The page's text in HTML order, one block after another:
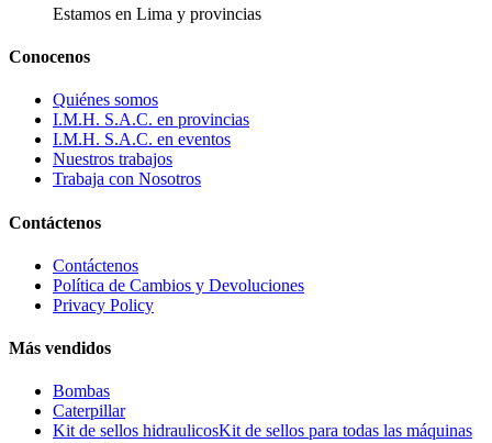
Estamos en Lima y provincias
Conocenos
Quiénes somos
I.M.H. S.A.C. en provincias
I.M.H. S.A.C. en eventos
Nuestros trabajos
Trabaja con Nosotros
Contáctenos
Contáctenos
Política de Cambios y Devoluciones
Privacy Policy
Más vendidos
Bombas
Caterpillar
Kit de sellos hidraulicosKit de sellos para todas las máquinas